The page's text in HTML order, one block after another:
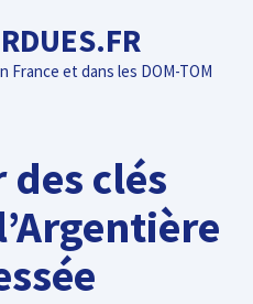
et dans les DOM-TOM
clés